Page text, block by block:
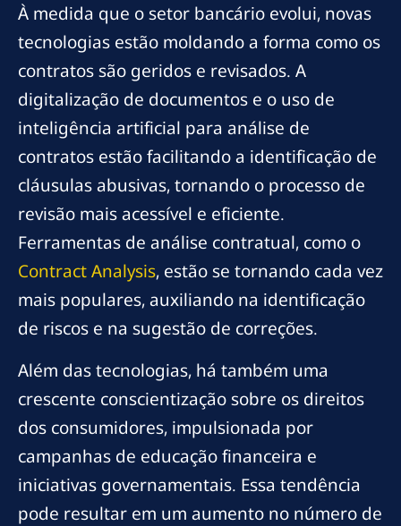
À medida que o setor bancário evolui, novas
tecnologias estão moldando a forma como os
contratos são geridos e revisados. A
digitalização de documentos e o uso de
inteligência artificial para análise de
contratos estão facilitando a identificação de
cláusulas abusivas, tornando o processo de
revisão mais acessível e eficiente.
Ferramentas de análise contratual, como o
Contract Analysis, estão se tornando cada vez
mais populares, auxiliando na identificação
de riscos e na sugestão de correções.
Além das tecnologias, há também uma
crescente conscientização sobre os direitos
dos consumidores, impulsionada por
campanhas de educação financeira e
iniciativas governamentais. Essa tendência
pode resultar em um aumento no número de